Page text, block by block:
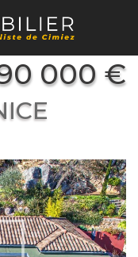
000 €